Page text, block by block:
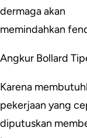
dermaga akan
memindahkan
Angkur Bollard
Karena
pekerjaan yang
diputuskan